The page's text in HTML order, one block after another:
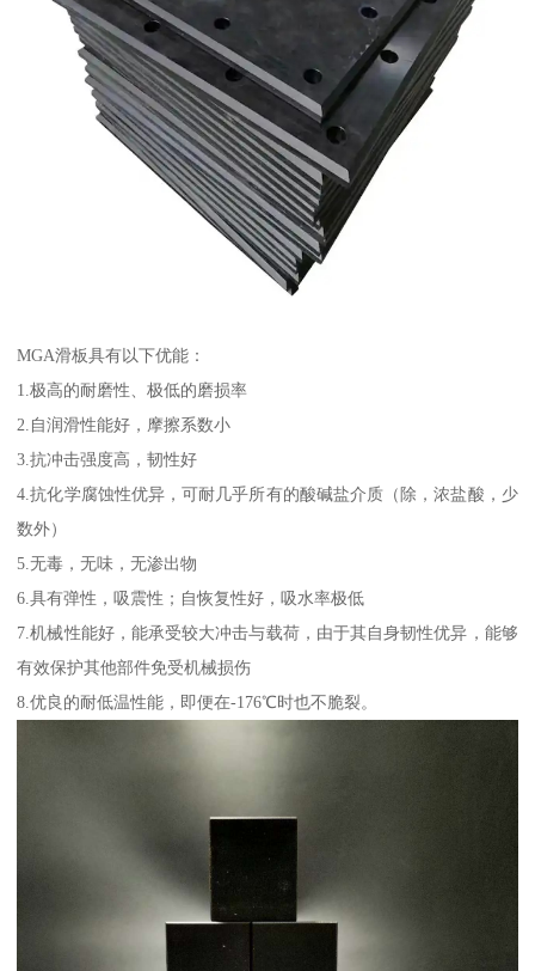
MGA滑板具有以下优能：
1.极高的耐磨性、极低的磨损率
2.自润滑性能好，摩擦系数小
3.抗冲击强度高，韧性好
4.抗化学腐蚀性优异，可耐几乎所有的酸碱盐介质（除，浓盐酸，少
数外）
5.无毒，无味，无渗出物
6.具有弹性，吸震性；自恢复性好，吸水率极低
7.机械性能好，能承受较大冲击与载荷，由于其自身韧性优异，能够
有效保护其他部件免受机械损伤
8.优良的耐低温性能，即便在-176℃时也不脆裂。